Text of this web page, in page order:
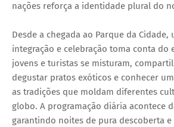
nações reforça a identidade plural do
Desde a chegada ao Parque da Cidade,
integração e celebração toma conta do
jovens e turistas se misturam,
degustar pratos exóticos e conhecer
as tradições que moldam diferentes
globo. A programação diária acontece
garantindo noites de pura descoberta